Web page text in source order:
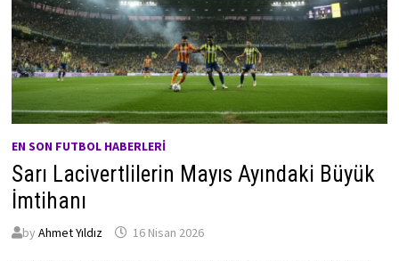
EN SON FUTBOL HABERLERI
Sarı Lacivertlilerin Mayıs Ayındaki Büyük
İmtihanı
by Ahmet Yıldız 16 Nisan 2026